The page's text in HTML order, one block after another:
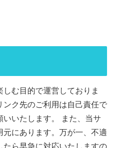
む目的で運営しておりま
ク先のご利用は自己責任で
いたします。 また、当サ
にあります。万が一、不適
ら早急に対応いたしますの